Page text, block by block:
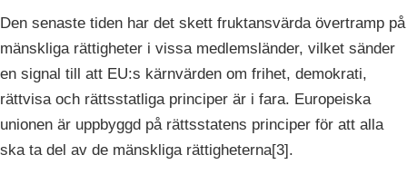
Den senaste tiden har det skett fruktansvärda övertramp på
mänskliga rättigheter i vissa medlemsländer, vilket sänder
en signal till att EU:s kärnvärden om frihet, demokrati,
rättvisa och rättsstatliga principer är i fara. Europeiska
unionen är uppbyggd på rättsstatens principer för att alla
ska ta del av de mänskliga rättigheterna[3].